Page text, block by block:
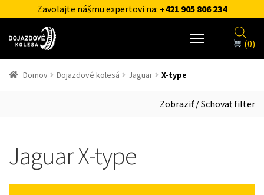
Zavolajte nášmu expertovi na: +421 905 806 234
(0)
Domov Dojazdové kolesá Jaguar X-type
Zobraziť / Schovať filter
Jaguar X-type